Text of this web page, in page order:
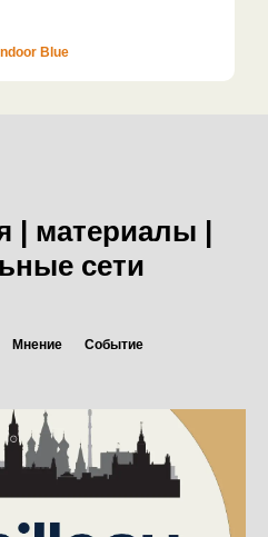
Blue
| материалы |
сети
Мнение Событие